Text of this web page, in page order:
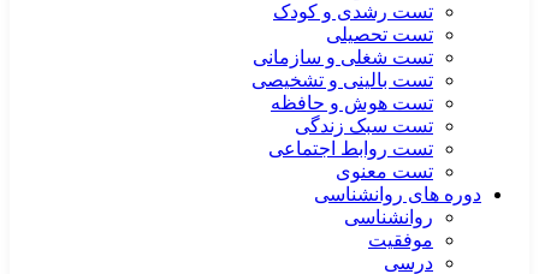
تست رشدی و کودک
تست تحصیلی
تست شغلی و سازمانی
تست بالینی و تشخیصی
تست هوش و حافظه
تست سبک زندگی
تست روابط اجتماعی
تست معنوی
دوره های روانشناسی
روانشناسی
موفقیت
درسی